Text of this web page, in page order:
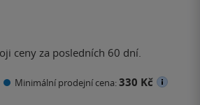
ceny za posledních 60 dní.
Minimální prodejní cena:330 Kč